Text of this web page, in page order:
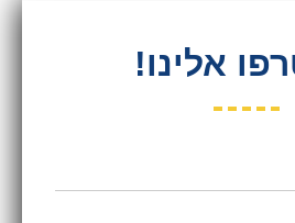
אלינו!